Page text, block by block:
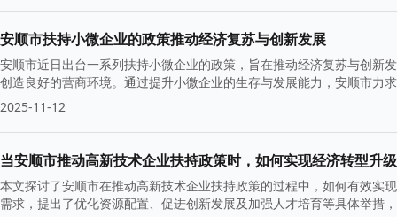
安顺市扶持小微企业的政策推动经济复苏与创新发展
安顺市近日出台一系列扶持小微企业的政策，旨在推动经济复苏与创新
创造良好的营商环境。通过提升小微企业的生存与发展能力，安顺市力
2025-11-12
当安顺市推动高新技术企业扶持政策时，如何实现经济转型升
本文探讨了安顺市在推动高新技术企业扶持政策的过程中，如何有效实
需求，提出了优化资源配置、促进创新发展及加强人才培育等具体举措